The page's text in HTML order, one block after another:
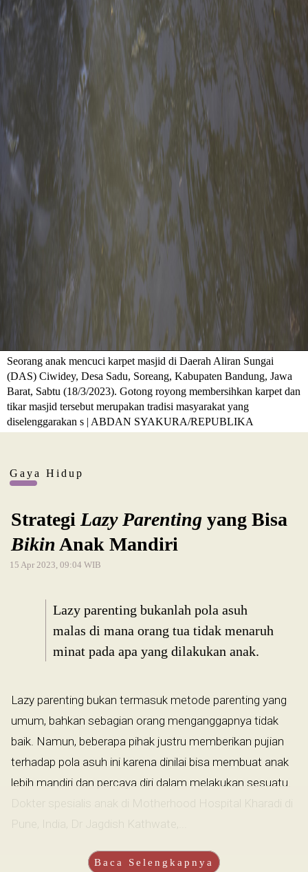
Seorang anak mencuci karpet masjid di Daerah Aliran Sungai
(DAS) Ciwidey, Desa Sadu, Soreang, Kabupaten Bandung, Jawa
Barat, Sabtu (18/3/2023). Gotong royong membersihkan karpet dan
tikar masjid tersebut merupakan tradisi masyarakat yang
diselenggarakan s | ABDAN SYAKURA/REPUBLIKA
Gaya Hidup
StrategiLazy Parenting yang Bisa
BikinAnak Mandiri
15 Apr 2023, 09:04 WIB
Lazy parenting bukanlah pola asuh
malas di mana orang tua tidak menaruh
minat pada apa yang dilakukan anak.
Lazy parenting bukan termasuk metode parenting yang
umum, bahkan sebagian orang menganggapnya tidak
baik. Namun, beberapa pihak justru memberikan pujian
terhadap pola asuh ini karena dinilai bisa membuat anak
lebih mandiri dan percaya diri dalam melakukan sesuatu.
Dokter spesialis anak di Motherhood Hospital Kharadi di
Pune, India, Dr Jagdish Kathwate,...
Baca Selengkapnya